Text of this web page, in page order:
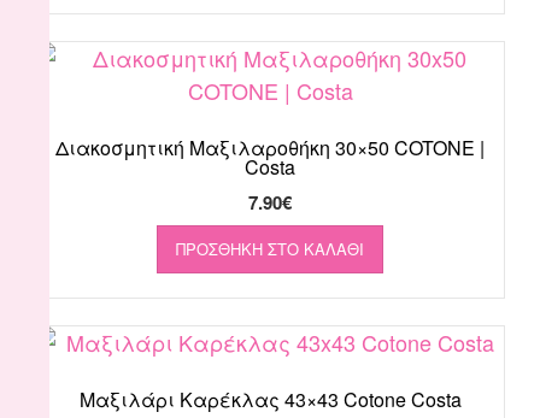
Διακοσμητική Μαξιλαροθήκη 30×50 COTONE |
Costa
7.90€
ΠΡΟΣΘΉΚΗ ΣΤΟ ΚΑΛΆΘΙ
Μαξιλάρι Καρέκλας 43×43 Cotone Costa